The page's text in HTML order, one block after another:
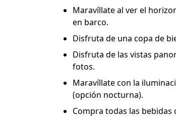
Maravíllate al ver el
en barco.
Disfruta de una copa de
Disfruta de las vistas
fotos.
Maravíllate con la
(opción nocturna).
Compra todas las bebidas